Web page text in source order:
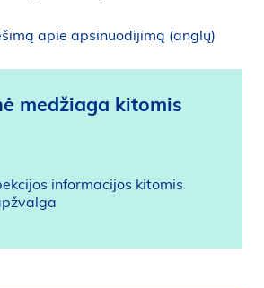
apie apsinuodijimą (anglų)
medžiaga kitomis
informacijos kitomis